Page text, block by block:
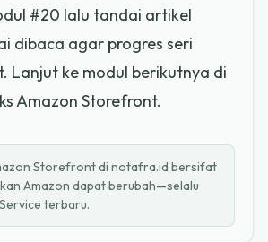
#20 lalu tandai artikel
dibaca agar progres seri
Lanjut ke modul berikutnya di
Amazon Storefront.
Storefront di notafra.id bersifat
Amazon dapat berubah—selalu
terbaru.